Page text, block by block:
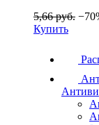
5,66 руб.
Купить